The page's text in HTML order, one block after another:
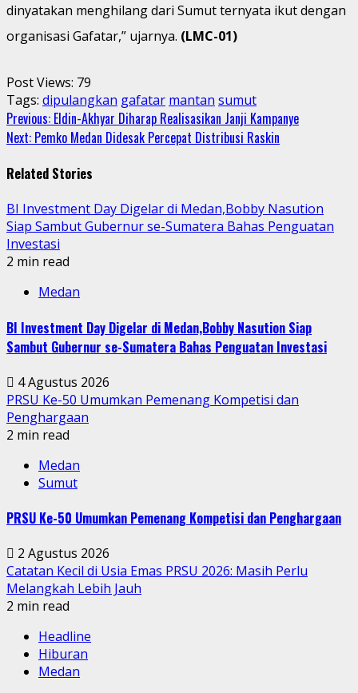
dinyatakan menghilang dari Sumut ternyata ikut dengan
organisasi Gafatar,” ujarnya. (LMC-01)
Post Views: 79
Tags: dipulangkan gafatar mantan sumut
Continue
Reading
Previous: Eldin-Akhyar Diharap Realisasikan Janji Kampanye
Next: Pemko Medan Didesak Percepat Distribusi Raskin
Related Stories
BI Investment Day Digelar di Medan,Bobby Nasution
Siap Sambut Gubernur se-Sumatera Bahas Penguatan
Investasi
2 min read
Medan
BI Investment Day Digelar di Medan,Bobby Nasution Siap
Sambut Gubernur se-Sumatera Bahas Penguatan Investasi
4 Agustus 2026
PRSU Ke-50 Umumkan Pemenang Kompetisi dan
Penghargaan
2 min read
Medan
Sumut
PRSU Ke-50 Umumkan Pemenang Kompetisi dan Penghargaan
2 Agustus 2026
Catatan Kecil di Usia Emas PRSU 2026: Masih Perlu
Melangkah Lebih Jauh
2 min read
Headline
Hiburan
Medan